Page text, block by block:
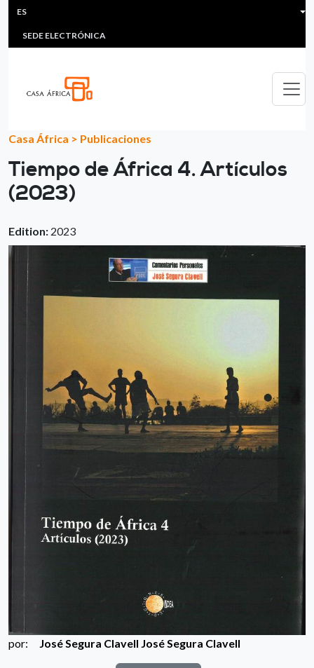
Pasar al contenido principal
HEADER MENU
MULTIMEDIA
SEDE ELECTRÓNICA
ES
Casa África > Publicaciones
Tiempo de África 4. Artículos
(2023)
Edition: 2023
por: José Segura Clavell José Segura Clavell